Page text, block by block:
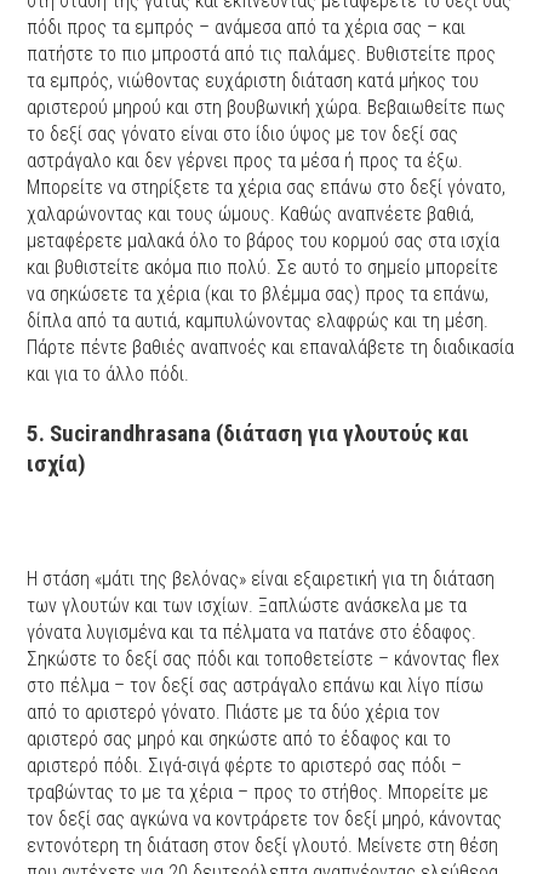
πόδι προς τα εμπρός – ανάμεσα από τα χέρια σας – και
πατήστε το πιο μπροστά από τις παλάμες. Βυθιστείτε προς
τα εμπρός, νιώθοντας ευχάριστη διάταση κατά μήκος του
αριστερού μηρού και στη βουβωνική χώρα. Βεβαιωθείτε πως
το δεξί σας γόνατο είναι στο ίδιο ύψος με τον δεξί σας
αστράγαλο και δεν γέρνει προς τα μέσα ή προς τα έξω.
Μπορείτε να στηρίξετε τα χέρια σας επάνω στο δεξί γόνατο,
χαλαρώνοντας και τους ώμους. Καθώς αναπνέετε βαθιά,
μεταφέρετε μαλακά όλο το βάρος του κορμού σας στα ισχία
και βυθιστείτε ακόμα πιο πολύ. Σε αυτό το σημείο μπορείτε
να σηκώσετε τα χέρια (και το βλέμμα σας) προς τα επάνω,
δίπλα από τα αυτιά, καμπυλώνοντας ελαφρώς και τη μέση.
Πάρτε πέντε βαθιές αναπνοές και επαναλάβετε τη διαδικασία
και για το άλλο πόδι.
5. Sucirandhrasana (διάταση για γλουτούς και
ισχία)
Η στάση «μάτι της βελόνας» είναι εξαιρετική για τη διάταση
των γλουτών και των ισχίων. Ξαπλώστε ανάσκελα με τα
γόνατα λυγισμένα και τα πέλματα να πατάνε στο έδαφος.
Σηκώστε το δεξί σας πόδι και τοποθετείστε – κάνοντας flex
στο πέλμα – τον δεξί σας αστράγαλο επάνω και λίγο πίσω
από το αριστερό γόνατο. Πιάστε με τα δύο χέρια τον
αριστερό σας μηρό και σηκώστε από το έδαφος και το
αριστερό πόδι. Σιγά-σιγά φέρτε το αριστερό σας πόδι –
τραβώντας το με τα χέρια – προς το στήθος. Μπορείτε με
τον δεξί σας αγκώνα να κοντράρετε τον δεξί μηρό, κάνοντας
εντονότερη τη διάταση στον δεξί γλουτό. Μείνετε στη θέση